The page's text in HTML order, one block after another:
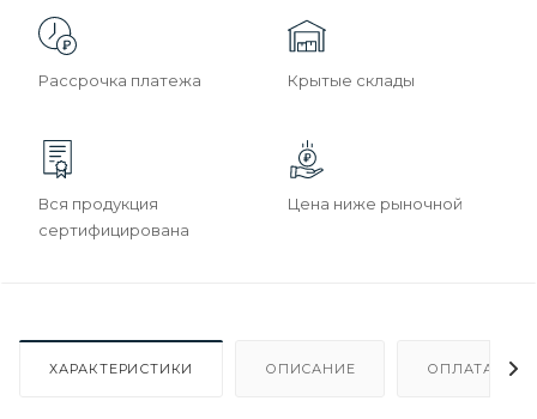
Рассрочка платежа Крытые склады
Вся продукция
сертифицирована
Цена ниже рыночной
ХАРАКТЕРИСТИКИ ОПИСАНИЕ ОПЛАТА